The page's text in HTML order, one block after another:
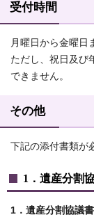
受付時間
月曜日から金曜日
ただし、祝日及び
できません。
その他
下記の添付書類が
1．遺産分割
1．遺産分割協議書